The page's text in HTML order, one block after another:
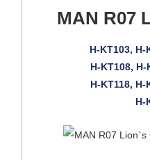
MAN R07
H-KT103, H-
H-KT108, H-
H-KT118, H-
H-